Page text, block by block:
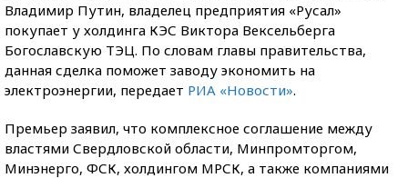
Владимир Путин, владелец предприятия «Русал»
покупает у холдинга КЭС Виктора Вексельберга
Богославскую ТЭЦ. По словам главы правительства,
данная сделка поможет заводу экономить на
электроэнергии, передает РИА «Новости».
Премьер заявил, что комплексное соглашение между
властями Свердловской области, Минпромторгом,
Минэнерго, ФСК, холдингом МРСК, а также компаниями